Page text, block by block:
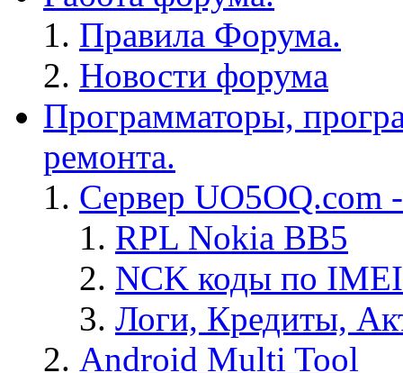
Правила Форума.
Новости форума
Программаторы,
ремонта.
Сервер
RPL Nokia BB5
NCK коды по IMEI
Логи, Кредиты,
Android Multi Tool